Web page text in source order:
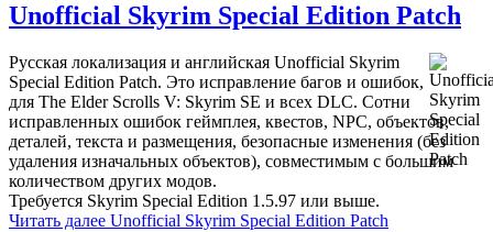
Unofficial Skyrim Special Edition Patch
Русская локализация и английская Unofficial Skyrim
Special Edition Patch. Это исправление багов и ошибок,
для The Elder Scrolls V: Skyrim SE и всех DLC. Сотни
исправленных ошибок геймплея, квестов, NPC, объектов,
деталей, текста и размещения, безопасные изменения (без
удаления изначальных объектов), совместимым с большим
количеством других модов.
Требуется Skyrim Special Edition 1.5.97 или выше.
Читать далее Unofficial Skyrim Special Edition Patch